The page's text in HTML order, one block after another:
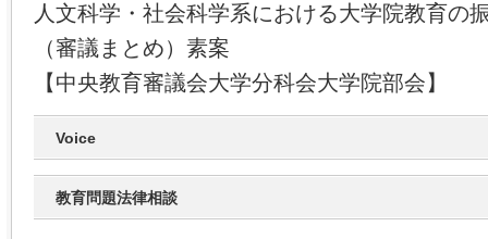
人文科学・社会科学系における大学院教育の
（審議まとめ）素案
【中央教育審議会大学分科会大学院部会】
Voice
教育問題法律相談